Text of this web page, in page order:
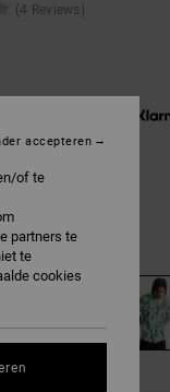
(4 Reviews)
EXTRA
White
of te
partners te
te
cookies
accepteren